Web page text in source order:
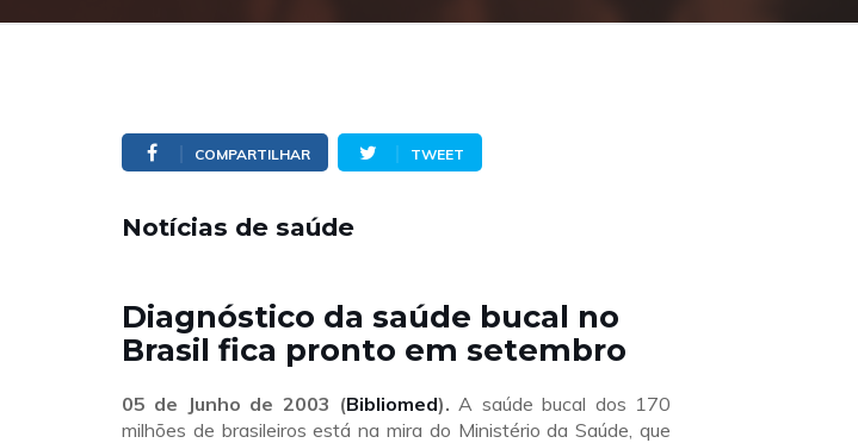
COMPARTILHAR TWEET
Notícias de saúde
Diagnóstico da saúde bucal no
Brasil fica pronto em setembro
05 de Junho de 2003 (Bibliomed).A saúde bucal dos 170
milhões de brasileiros está na mira do Ministério da Saúde, que